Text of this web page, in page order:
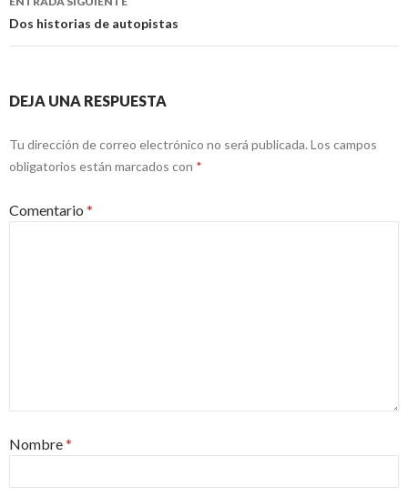
Dos historias de autopistas
DEJA UNA RESPUESTA
Tu dirección de correo electrónico no será publicada. Los campos
obligatorios están marcados con *
Comentario *
Nombre*